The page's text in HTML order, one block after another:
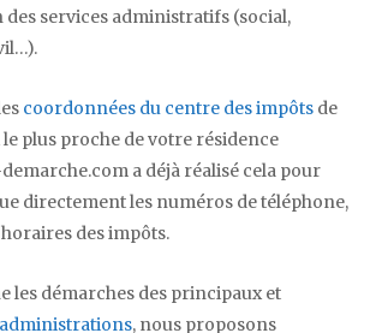
services administratifs (social,
coordonnées du centre des impôts de
plus proche de votre résidence
a déjà réalisé cela pour
directement les numéros de téléphone,
des impôts.
les démarches des principaux et
, nous proposons